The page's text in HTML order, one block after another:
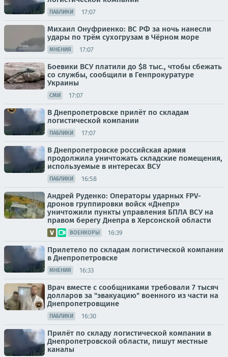
ПАБЛИКИ 17:07
Михаил Онуфриенко: ВС РФ за ночь нанесли
удары по трём сухогрузам в Чёрном море
МНЕНИЯ 17:07
Боевики ВСУ платили до $8 тыс., чтобы сбежать
со службы, сообщили в Генпрокуратуре
Украины
СМИ 17:07
В Днепропетровске прилёт по складам
логистической компании
ПАБЛИКИ 17:07
В Днепропетровске российская армия
продолжила уничтожать складские помещения,
используемые в интересах ВСУ
ПАБЛИКИ 16:58
Андрей Руденко: Операторы ударных FPV-
дронов группировки войск «Днепр»
уничтожили пункты управления БПЛА ВСУ на
правом берегу Днепра в Херсонской области
ВОЕНКОРЫ 16:39
Прилетело по складам логистической компании
в Днепропетровске
МНЕНИЯ 16:33
Врач вместе с сообщниками требовали 7 тысяч
долларов за "эвакуацию" военного из части на
Днепропетровщине
ПАБЛИКИ 16:30
Прилёт по складу логистической компании в
Днепропетровской области, пишут местные
каналы